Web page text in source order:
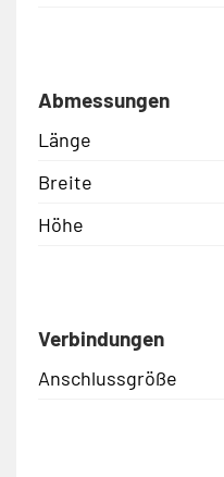
Abmessungen
Länge
Breite
Höhe
Verbindungen
Anschlussgröße